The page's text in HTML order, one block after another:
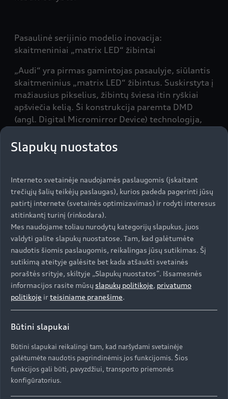
Pasaulinė serijinio modelio inovacija:
skaitmeniniai „matrix LED“ žibintai
„Audi“ yra pirmas gamintojas pasaulyje, siūlantis
skaitmeninius „matrix LED“ žibintus. Suskirstyta į
mažiausius pikselius, žibintų šviesa itin ryškiai
apšviečia kelią. Ši konstrukcija paremta DMD
(angl. Digital Micromirror Device) technologija,
pagrindas yra mažas lustas su milijonu
mikroveidrodžių, kurių vieno kraštinės ilgis siekia
„Audi e-tron Sportback“ skaitmeninės šviesos,
kurios bus siūlomos nuo 2020 m. vidurio, atlieka
daug užduočių. Skaitmeninė trumpųjų šviesų
technologija su ypatingu tikslumu apšviečia
posūkius, miestų gatves ir užmiesčio kelius, o
tolimosios šviesos dar geriau nukreipia spindulius
nuo kitų eismo dalyvių. Be to, jos taip pat turi
tokias pažangias funkcijas kaip juostų ir
Sportiškas efektyvumas: elektriniai varikliai,
elektrinė visų ratų pavara, pakaba
„Audi e-tron Sportback 55 quattro“ leidžia
Slapukų nuostatos
Interneto svetainėje naudojamės paslaugomis (įskaitant
trečiųjų šalių teikėjų paslaugas), kurios padeda pagerinti jūsų
patirtį internete (svetainės optimizavimas) ir rodyti interesus
atitinkantį turinį (rinkodara).
Mes naudojame toliau nurodytų kategorijų slapukus, juos
valdyti galite slapukų nuostatose. Tam, kad galėtumėte
naudotis šiomis paslaugomis, reikalingas jūsų sutikimas. Šį
sutikimą ateityje galėsite bet kada atšaukti svetainės
poraštės srityje, skiltyje „Slapukų nuostatos“. Išsamesnės
informacijos rasite mūsų slapukų politikoje, privatumo
politikoje irteisiniame pranešime.
Būtini slapukai
Būtini slapukai reikalingi tam, kad naršydami svetainėje
galėtumėte naudotis pagrindinėmis jos funkcijomis. Šios
funkcijos gali būti, pavyzdžiui, transporto priemonės
konfigūratorius.